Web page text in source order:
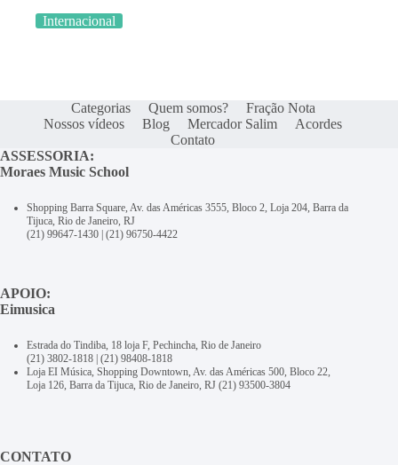
Internacional
Categorias Quem somos?
Fração Nota
Nossos vídeos
Blog Mercador Salim
Acordes
Contato
ASSESSORIA:
Moraes Music School
Shopping Barra Square, Av. das Américas 3555, Bloco 2, Loja 204, Barra da
Tijuca, Rio de Janeiro, RJ
(21) 99647-1430 | (21) 96750-4422
APOIO:
Eimusica
Estrada do Tindiba, 18 loja F, Pechincha, Rio de Janeiro
(21) 3802-1818 | (21) 98408-1818
Loja EI Música, Shopping Downtown, Av. das Américas 500, Bloco 22,
Loja 126, Barra da Tijuca, Rio de Janeiro, RJ (21) 93500-3804
CONTATO